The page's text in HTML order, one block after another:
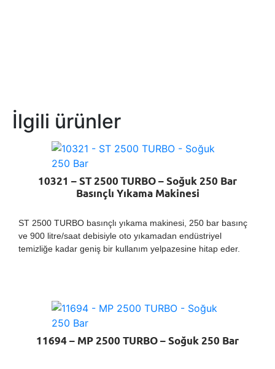
İlgili ürünler
10321 – ST 2500 TURBO – Soğuk 250 Bar
Basınçlı Yıkama Makinesi
ST 2500 TURBO basınçlı yıkama makinesi, 250 bar basınç
ve 900 litre/saat debisiyle oto yıkamadan endüstriyel
temizliğe kadar geniş bir kullanım yelpazesine hitap eder.
11694 – MP 2500 TURBO – Soğuk 250 Bar